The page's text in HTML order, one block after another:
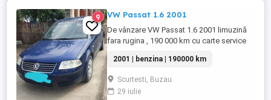
9 VW Passat 1.6 2001
De vânzare VW Passat 1.6 2001 limuzină
fara rugina , 190 000 km cu carte service
multe detalii la telefon . Preț 5950 Ron
negociabil.
2001 | benzina | 190000 km
Scurtesti, Buzau
29 iulie